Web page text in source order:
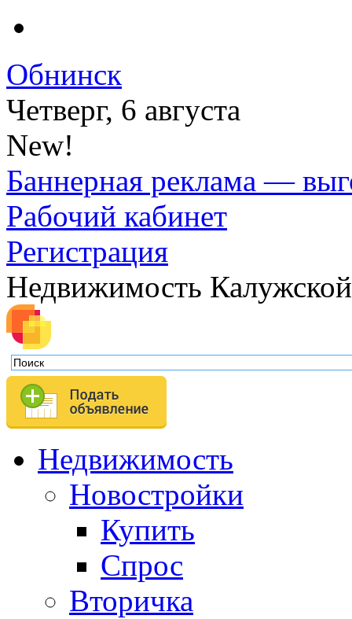
Обнинск
Четверг, 6 августа
New!
Баннерная реклама —
Рабочий кабинет
Регистрация
Недвижимость
Недвижимость
Новостройки
Купить
Спрос
Вторичка